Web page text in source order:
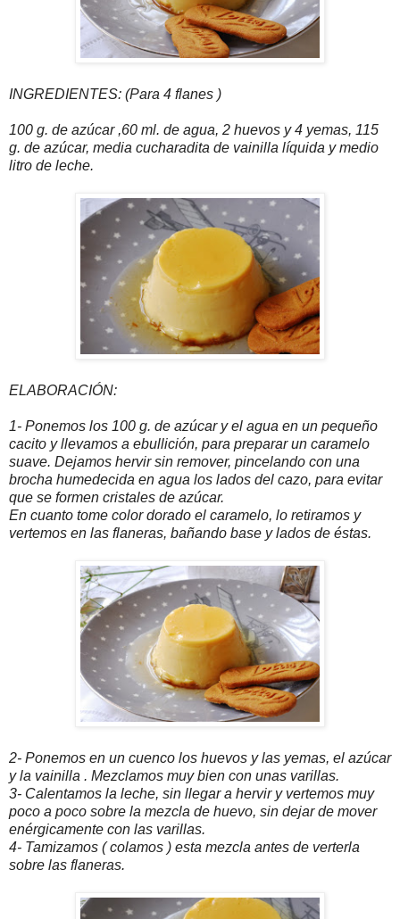
INGREDIENTES: (Para 4 flanes )
100 g. de azúcar ,60 ml. de agua, 2 huevos y 4 yemas, 115
g. de azúcar, media cucharadita de vainilla líquida y medio
litro de leche.
ELABORACIÓN:
1- Ponemos los 100 g. de azúcar y el agua en un pequeño
cacito y llevamos a ebullición, para preparar un caramelo
suave. Dejamos hervir sin remover, pincelando con una
brocha humedecida en agua los lados del cazo, para evitar
que se formen cristales de azúcar.
En cuanto tome color dorado el caramelo, lo retiramos y
vertemos en las flaneras, bañando base y lados de éstas.
2- Ponemos en un cuenco los huevos y las yemas, el azúcar
y la vainilla . Mezclamos muy bien con unas varillas.
3- Calentamos la leche, sin llegar a hervir y vertemos muy
poco a poco sobre la mezcla de huevo, sin dejar de mover
enérgicamente con las varillas.
4- Tamizamos ( colamos ) esta mezcla antes de verterla
sobre las flaneras.